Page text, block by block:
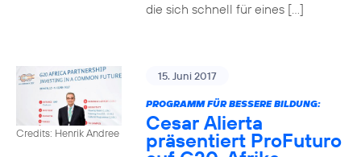
die sich schnell für eines […]
Credits: Henrik Andree
15. Juni 2017
PROGRAMM FÜR BESSERE BILDUNG:
Cesar Alierta
präsentiert ProFuturo